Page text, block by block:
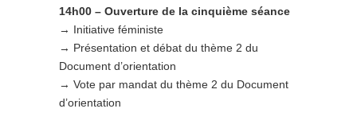
14h00 – Ouverture de la cinquième séance
→ Initiative féministe
→ Présentation et débat du thème 2 du
Document d’orientation
→ Vote par mandat du thème 2 du Document
d’orientation